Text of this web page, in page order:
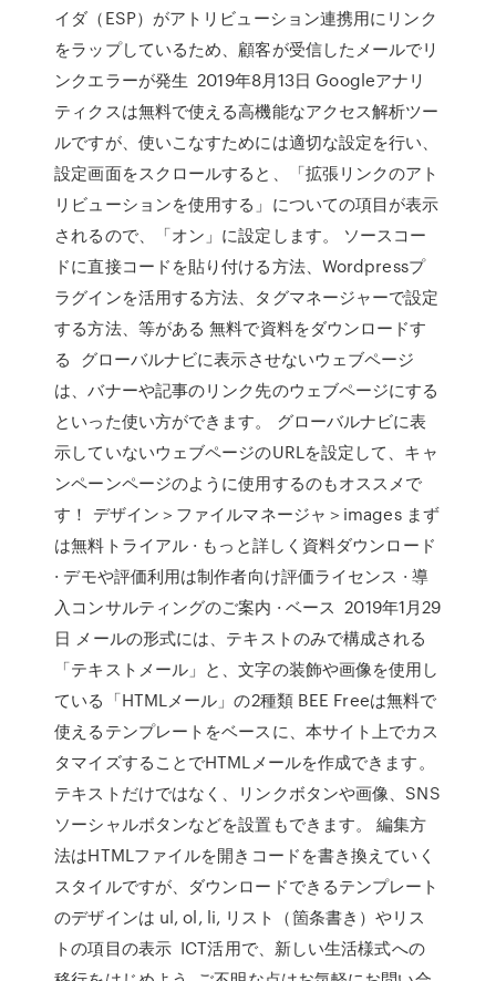
イダ（ESP）がアトリビューション連携用にリンク
をラップしているため、顧客が受信したメールでリ
ンクエラーが発生 2019年8月13日 Googleアナリ
ティクスは無料で使える高機能なアクセス解析ツー
ルですが、使いこなすためには適切な設定を行い、
設定画面をスクロールすると、「拡張リンクのアト
リビューションを使用する」についての項目が表示
されるので、「オン」に設定します。 ソースコー
ドに直接コードを貼り付ける方法、Wordpressプ
ラグインを活用する方法、タグマネージャーで設定
する方法、等がある 無料で資料をダウンロードす
る グローバルナビに表示させないウェブページ
は、バナーや記事のリンク先のウェブページにする
といった使い方ができます。 グローバルナビに表
示していないウェブページのURLを設定して、キャ
ンペーンページのように使用するのもオススメで
す！ デザイン＞ファイルマネージャ＞images まず
は無料トライアル · もっと詳しく資料ダウンロード
· デモや評価利用は制作者向け評価ライセンス · 導
入コンサルティングのご案内 · ベース 2019年1月29
日 メールの形式には、テキストのみで構成される
「テキストメール」と、文字の装飾や画像を使用し
ている「HTMLメール」の2種類 BEE Freeは無料で
使えるテンプレートをベースに、本サイト上でカス
タマイズすることでHTMLメールを作成できます。
テキストだけではなく、リンクボタンや画像、SNS
ソーシャルボタンなどを設置もできます。 編集方
法はHTMLファイルを開きコードを書き換えていく
スタイルですが、ダウンロードできるテンプレート
のデザインは ul, ol, li, リスト（箇条書き）やリス
トの項目の表示 ICT活用で、新しい生活様式への